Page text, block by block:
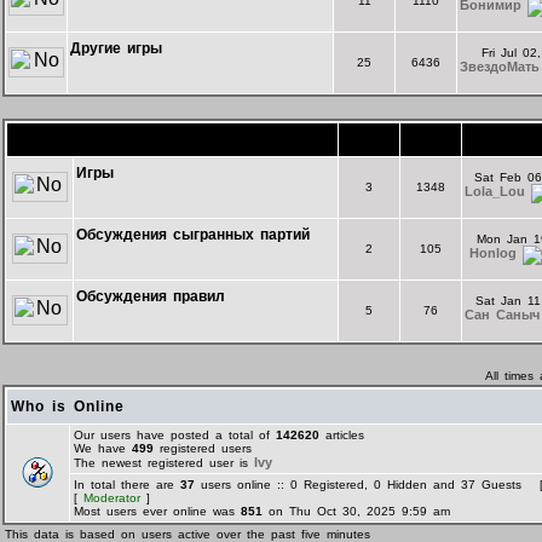
Бонимир
Другие игры
25 6436
Fri Jul
ЗвездоМать
Игры
3 1348
Sat Feb
Lola_Lou
Обсуждения сыгранных партий
2 105
Mon Jan
Honlog
Обсуждения правил
5 76
Sat Jan
Сан Саныч
All times
Who is Online
Our users have posted a total of 142620 articles
We have 499 registered users
The newest registered user is Ivy
In total there are 37 users online :: 0 Registered, 0 Hidden and 37 Guests
[ Moderator]
Most users ever online was 851
on Thu Oct 30, 2025 9:59 am
This data is based on users active over the past five minutes